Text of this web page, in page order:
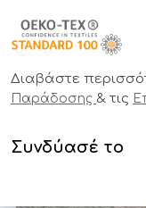
Διαβάστε
Παράδοσης & τις
Συνδύασέ το